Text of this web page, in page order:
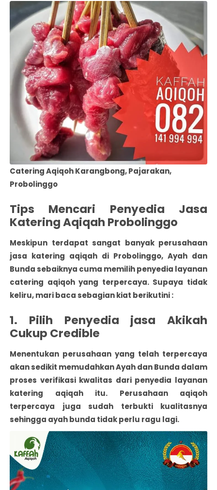
Catering Aqiqoh Karangbong, Pajarakan,
Probolinggo
Tips Mencari Penyedia Jasa
Katering Aqiqah Probolinggo
Meskipun terdapat sangat banyak perusahaan
jasa katering aqiqah di Probolinggo, Ayah dan
Bunda sebaiknya cuma memilih penyedia layanan
catering aqiqoh yang terpercaya. Supaya tidak
keliru, mari baca sebagian kiat berikutini :
1. Pilih Penyedia jasa Akikah
Cukup Credible
Menentukan perusahaan yang telah terpercaya
akan sedikit memudahkan Ayah dan Bunda dalam
proses verifikasi kwalitas dari penyedia layanan
katering aqiqah itu. Perusahaan aqiqoh
terpercaya juga sudah terbukti kualitasnya
sehingga ayah bunda tidak perlu ragu lagi.